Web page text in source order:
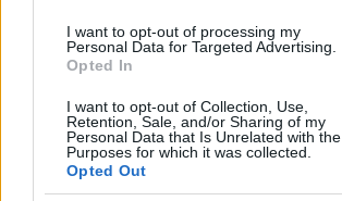
I want to opt-out of processing my
Personal Data for Targeted Advertising.
Opted In
I want to opt-out of Collection, Use,
Retention, Sale, and/or Sharing of my
Personal Data that Is Unrelated with the
Purposes for which it was collected.
Opted Out